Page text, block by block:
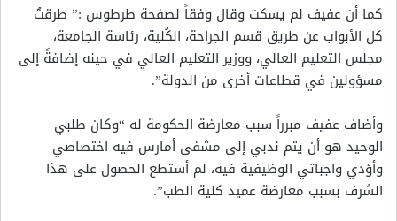
كما أن عفيف لم يسكت وقال وفقاً لصفحة طرطوس :” طرقتُ
كل الأبواب عن طريق قسم الجراحة، الكُلية، رئاسة الجامعة،
مجلس التعليم العالي، ووزير التعليم العالي في حينه إضافةً إلى
مسؤولين في قطاعات أخرى من الدولة”.
وأضاف عفيف مبرراً سبب معارضة الحكومة له “وكان طلبي
الوحيد هو أن يتم ندبي إلى مشفى أمارس فيه اختصاصي
وأؤدي واجباتي الوظيفية فيه، لم أستطع الحصول على هذا
الشرف بسبب معارضة عميد كلية الطب”.